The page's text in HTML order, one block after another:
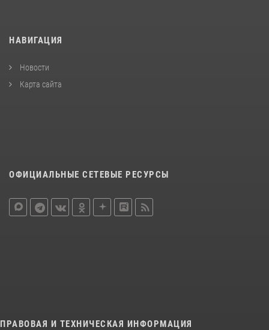
НАВИГАЦИЯ
Новости
Карта сайта
ОФИЦИАЛЬНЫЕ СЕТЕВЫЕ РЕСУРСЫ
ПРАВОВАЯ И ТЕХНИЧЕСКАЯ ИНФОРМАЦИЯ